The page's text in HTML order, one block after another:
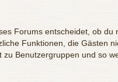
Forums entscheidet, ob
Funktionen, die Gästen
Benutzergruppen und so